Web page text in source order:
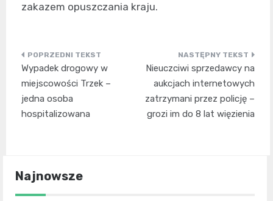
zakazem opuszczania kraju.
Nawigacja
wpisu
Wypadek drogowy w
miejscowości Trzek –
jedna osoba
hospitalizowana
Nieuczciwi sprzedawcy na
aukcjach internetowych
zatrzymani przez policję –
grozi im do 8 lat więzienia
Najnowsze